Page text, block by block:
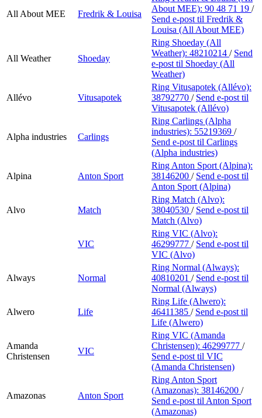
All About MEE Fredrik & Louisa
About MEE): 90 48 71 19 /
Send e-post til Fredrik &
Louisa (All About MEE)
All Weather Shoeday
Ring Shoeday (All
Weather): 48210214 / Send
e-post til Shoeday (All
Weather)
Allévo Vitusapotek
Ring Vitusapotek (Allévo):
38792770 / Send e-post til
Vitusapotek (Allévo)
Alpha industries Carlings
Ring Carlings (Alpha
industries): 55219369 /
Send e-post til Carlings
(Alpha industries)
Alpina Anton Sport
Ring Anton Sport (Alpina):
38146200 / Send e-post til
Anton Sport (Alpina)
Alvo Match
Ring Match (Alvo):
38040530 / Send e-post til
Match (Alvo)
VIC
Ring VIC (Alvo):
46299777 / Send e-post til
VIC (Alvo)
Always Normal
Ring Normal (Always):
40810201 / Send e-post til
Normal (Always)
Alwero Life
Ring Life (Alwero):
46411385 / Send e-post til
Life (Alwero)
Amanda
Christensen
VIC
Ring VIC (Amanda
Christensen): 46299777 /
Send e-post til VIC
(Amanda Christensen)
Amazonas Anton Sport
Ring Anton Sport
(Amazonas): 38146200 /
Send e-post til Anton Sport
(Amazonas)